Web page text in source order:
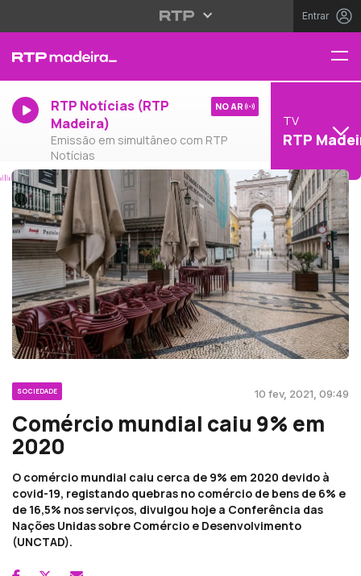
Entrar
RTP Notícias (RTP
Madeira)
Emissão em simultâneo com RTP
Notícias
NO AR
TV
RTP
SOCIEDADE 10 fev, 2021, 09:49
Comércio mundial caiu 9% em
2020
O comércio mundial caiu cerca de 9% em 2020 devido à
covid-19, registando quebras no comércio de bens de 6% e
de 16,5% nos serviços, divulgou hoje a Conferência das
Nações Unidas sobre Comércio e Desenvolvimento
(UNCTAD).